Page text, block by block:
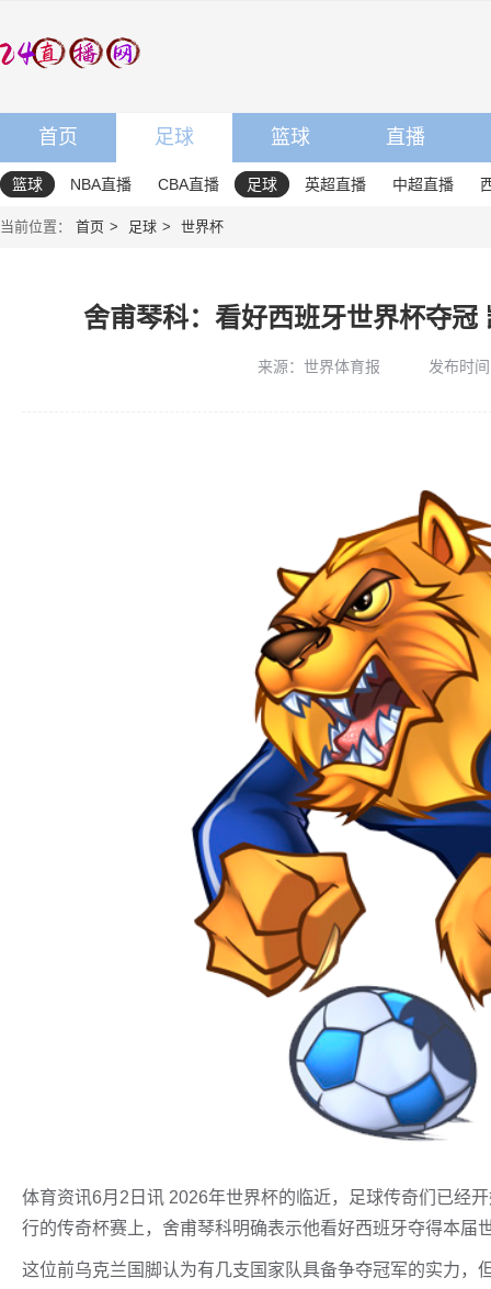
首页 足球 篮球 直播
篮球 NBA直播 CBA直播 足球 英超直播 中超直播
当前位置： 首页 足球 世界杯
舍甫琴科：看好西班牙世界杯夺
来源：世界体育报 发布时
体育资讯6月2日讯 2026年世界杯的临近，足球传奇们已经
行的传奇杯赛上，舍甫琴科明确表示他看好西班牙夺得本届
这位前乌克兰国脚认为有几支国家队具备争夺冠军的实力，